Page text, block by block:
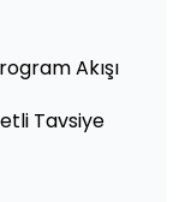
Akışı
Tavsiye